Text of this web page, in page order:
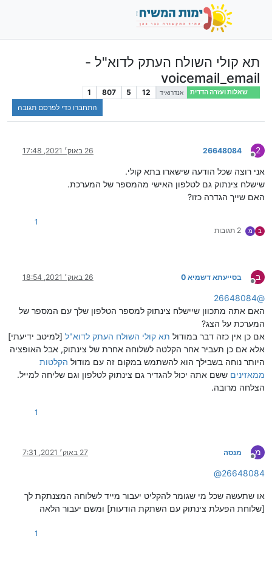
תא קולי השולח העתק לדוא"ל -
voicemail_email
שאלות ועזרה הדדית אנדרואיד 12
5
807
1
התחברו כדי לפרסם תגובה
2
מנותק
26648084 26 באוק׳ 2021, 17:48
אני רוצה שכל הודעה שישארו בתא קולי.
שישלח צינתוק גם לטלפון האישי מהמספר של המערכת.
האם שייך הגדרה כזו?
ב מ 2 תגובות
1
ב
מנותק
בסייעתא דשמיא 0 26 באוק׳ 2021, 18:54
@
26648084
האם אתה מתכוון שיישלח צינתוק למספר הטלפון שלך עם המספר של
המערכת על הצג?
אם כן אין כזה דבר במודול תא קולי השולח העתק לדוא"ל [למיטב ידיעתי]
אלא אם כן תעביר אחר הקלטה לשלוחה אחרת של צינתוק, אבל האופציה
היותר נוחה בשבילך הוא להשתמש במקום זה עם מודול הקלטות
ממאזינים ששם אתה יכול להגדיר גם צינתוק לטלפון וגם שליחה למייל.
הצלחה מרובה.
1
מ
מנותק
מנסה 27 באוק׳ 2021, 7:31
@26648084
או שתעשה שכל מי שגומר להקליט יעבור מייד לשלוחה המצנתקת לך
[שלוחת הפעלת צינתוק עם השתקת הודעות] ומשם יעבור הלאה
1